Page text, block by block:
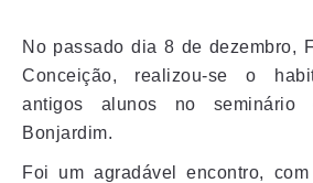
No passado dia 8 de dezembro,
Conceição, realizou-se o
antigos alunos no seminário
Bonjardim.
Foi um agradável encontro,